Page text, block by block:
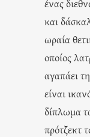
ένας
και
ωραία
οποίος
αγαπάει
είναι
δίπλωμα
πρότζεκτ